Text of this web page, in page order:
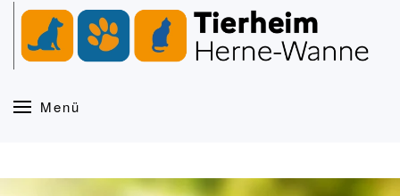
Zum Hauptinhalt springen
Menü